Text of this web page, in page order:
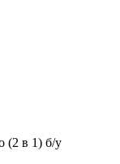
(2 в 1) б/у